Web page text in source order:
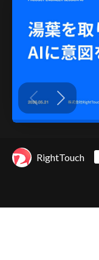
RightTouch